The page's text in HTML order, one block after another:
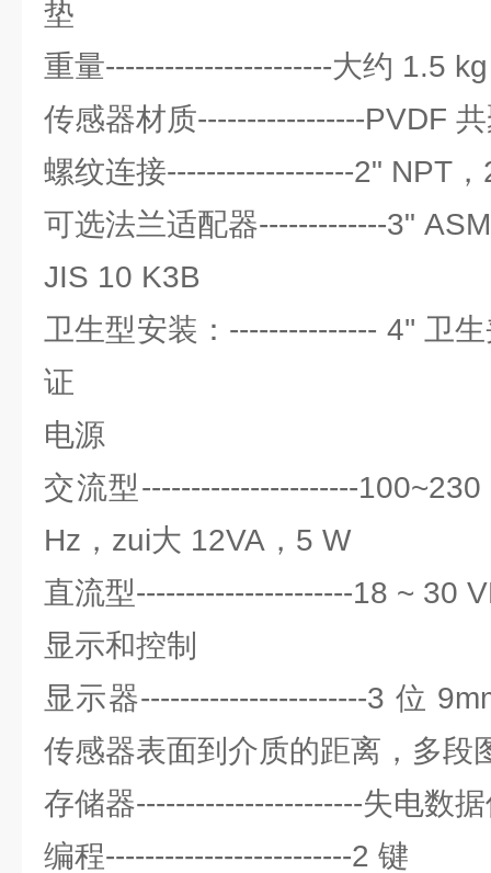
垫
重量-----------------------大约 1.5 kg
传感器材质-----------------PVDF
螺纹连接-------------------2" NPT
可选法兰适配器-------------3"
JIS 10 K3B
卫生型安装：--------------- 4'' 卫
证
电源
交流型----------------------
Hz，zui大 12VA，5 W
直流型----------------------18 ~ 30
显示和控制
显示器-----------------------3 位
传感器表面到介质的距离，多段
存储器-----------------------失电数
编程-------------------------2 键